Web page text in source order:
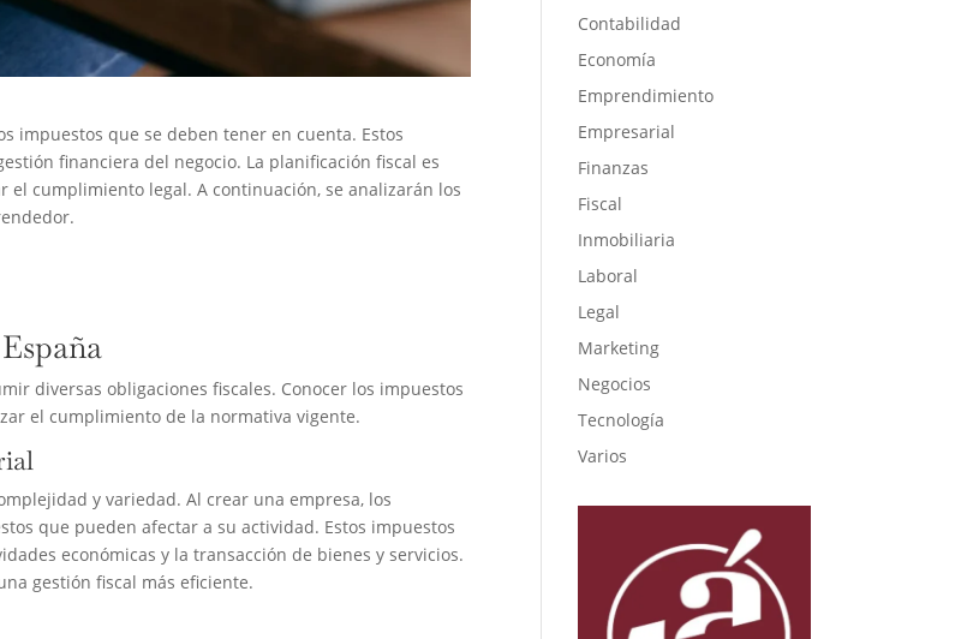
impuestos que se deben tener en cuenta. Estos
financiera del negocio. La planificación fiscal es
cumplimiento legal. A continuación, se analizarán los
diversas obligaciones fiscales. Conocer los impuestos
el cumplimiento de la normativa vigente.
y variedad. Al crear una empresa, los
que pueden afectar a su actividad. Estos impuestos
económicas y la transacción de bienes y servicios.
gestión fiscal más eficiente.
Contabilidad
Economía
Emprendimiento
Empresarial
Finanzas
Fiscal
Inmobiliaria
Laboral
Legal
Marketing
Negocios
Tecnología
Varios